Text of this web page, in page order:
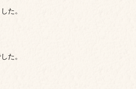
た。
た。